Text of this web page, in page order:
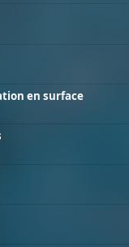
en surface